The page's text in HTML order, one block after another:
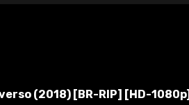
(2018) [BR-RIP] [HD-1080p]